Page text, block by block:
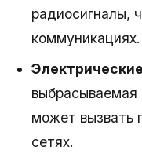
радиосигналы,
коммуникациях.
выбрасываемая
может вызвать
сетях.